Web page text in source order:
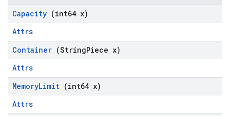
Capacity (int64 x)
Attrs
Container (StringPiece x)
Attrs
MemoryLimit (int64 x)
Attrs